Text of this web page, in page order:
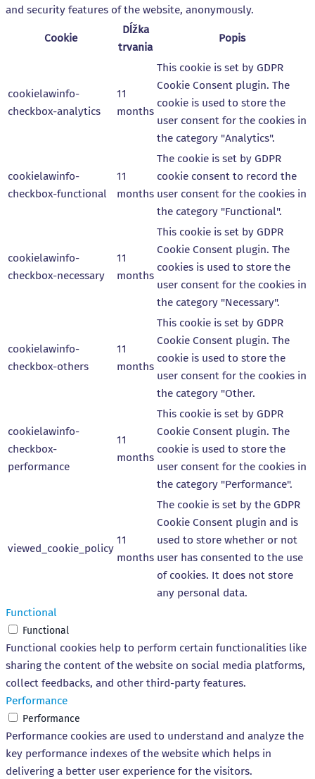
and security features of the website, anonymously.
Cookie
Dĺžka
trvania
Popis
cookielawinfo-
checkbox-analytics
11
months
This cookie is set by GDPR
Cookie Consent plugin. The
cookie is used to store the
user consent for the cookies in
the category "Analytics".
cookielawinfo-
checkbox-functional
11
months
The cookie is set by GDPR
cookie consent to record the
user consent for the cookies in
the category "Functional".
cookielawinfo-
checkbox-necessary
11
months
This cookie is set by GDPR
Cookie Consent plugin. The
cookies is used to store the
user consent for the cookies in
the category "Necessary".
cookielawinfo-
checkbox-others
11
months
This cookie is set by GDPR
Cookie Consent plugin. The
cookie is used to store the
user consent for the cookies in
the category "Other.
cookielawinfo-
checkbox-
performance
11
months
This cookie is set by GDPR
Cookie Consent plugin. The
cookie is used to store the
user consent for the cookies in
the category "Performance".
viewed_cookie_policy
11
months
The cookie is set by the GDPR
Cookie Consent plugin and is
used to store whether or not
user has consented to the use
of cookies. It does not store
any personal data.
Functional
Functional
Functional cookies help to perform certain functionalities like
sharing the content of the website on social media platforms,
collect feedbacks, and other third-party features.
Performance
Performance
Performance cookies are used to understand and analyze the
key performance indexes of the website which helps in
delivering a better user experience for the visitors.